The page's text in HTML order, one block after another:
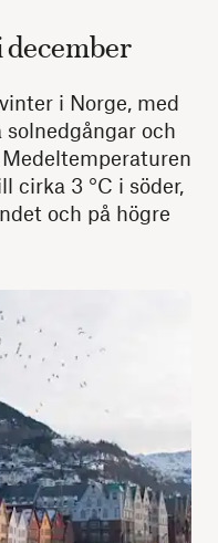
i Norge, med
och
cirka 3 °C i söder,
och på högre